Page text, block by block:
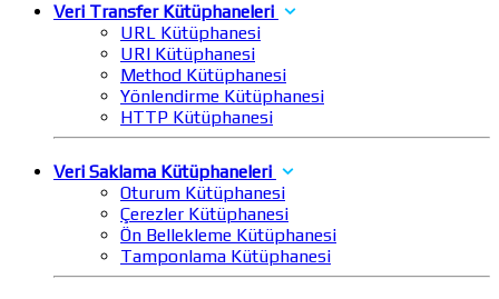
Veri Transfer Kütüphaneleri
URL Kütüphanesi
URI Kütüphanesi
Method Kütüphanesi
Yönlendirme Kütüphanesi
HTTP Kütüphanesi
Veri Saklama Kütüphaneleri
Oturum Kütüphanesi
Çerezler Kütüphanesi
Ön Bellekleme Kütüphanesi
Tamponlama Kütüphanesi